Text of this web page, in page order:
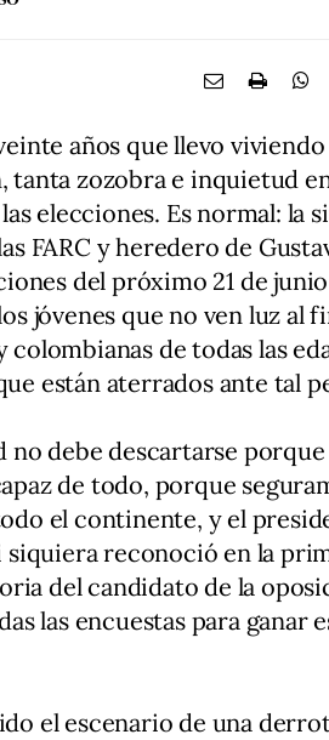
años que llevo
tanta zozobra e inquietud
elecciones. Es normal: la
FARC y heredero de
del próximo 21 de
jóvenes que no ven luz al
colombianas de todas las
están aterrados ante tal
no debe descartarse
de todo, porque
el continente, y el
reconoció en la
del candidato de la
las encuestas para ganar
el escenario de una